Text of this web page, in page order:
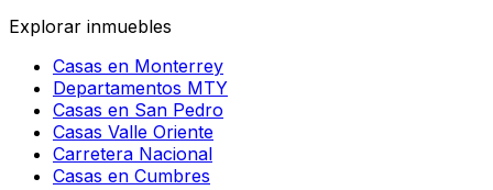
Explorar inmuebles
Casas en Monterrey
Departamentos MTY
Casas en San Pedro
Casas Valle Oriente
Carretera Nacional
Casas en Cumbres